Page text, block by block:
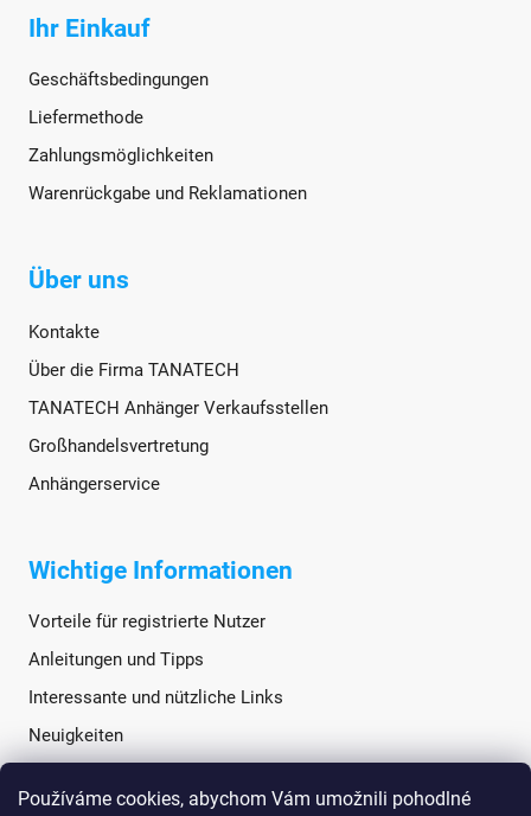
Používáme cookies, abychom Vám umožnili pohodlné
Ihr Einkauf
Geschäftsbedingungen
Liefermethode
Zahlungsmöglichkeiten
Warenrückgabe und Reklamationen
Über uns
Kontakte
Über die Firma TANATECH
TANATECH Anhänger Verkaufsstellen
Großhandelsvertretung
Anhängerservice
Wichtige Informationen
Vorteile für registrierte Nutzer
Anleitungen und Tipps
Interessante und nützliche Links
Neuigkeiten